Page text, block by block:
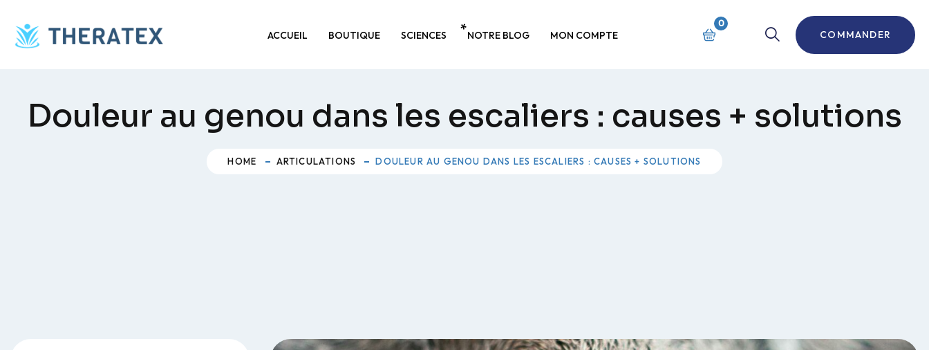
content
ACCUEIL BOUTIQUE SCIENCES NOTRE BLOG MON COMPTE
0
COMMANDER
Douleur au genou dans les escaliers : causes + solutions
HOME ARTICULATIONS DOULEUR AU GENOU DANS LES ESCALIERS : CAUSES + SOLUTIONS